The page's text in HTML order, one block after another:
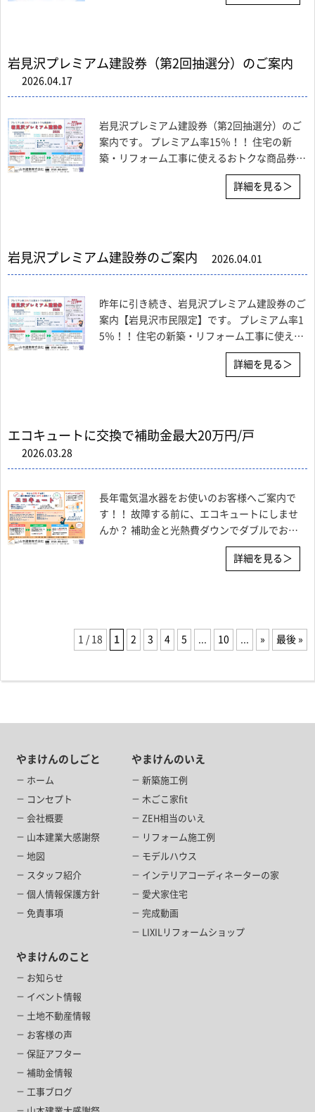
岩見沢プレミアム建設券（第2回抽選分）のご案内
2026.04.17
岩見沢プレミアム建設券（第2回抽選分）のご
案内です。 プレミアム率15％！！ 住宅の新
築・リフォーム工事に使えるおトクな商品券で
す！！（※岩見沢市民限定） 第1回抽選分は、
詳細を見る＞
岩見沢プレミアム建設券のご案内 2026.04.01
昨年に引き続き、岩見沢プレミアム建設券のご
案内【岩見沢市民限定】です。 プレミアム率1
5％！！ 住宅の新築・リフォーム工事に使える
詳細を見る＞
エコキュートに交換で補助金最大20万円/戸
2026.03.28
長年電気温水器をお使いのお客様へご案内で
す！！ 故障する前に、エコキュートにしませ
んか？ 補助金と光熱費ダウンでダブルでお得
詳細を見る＞
1 / 18 1 2 3 4 5 10 » 最後 »
やまけんのしごと
ホーム
コンセプト
会社概要
山本建業大感謝祭
地図
スタッフ紹介
個人情報保護方針
免責事項
やまけんのいえ
新築施工例
木ごこ家fit
ZEH相当のいえ
リフォーム施工例
モデルハウス
インテリアコーディネーターの家
愛犬家住宅
完成動画
LIXILリフォームショップ
やまけんのこと
お知らせ
イベント情報
土地不動産情報
お客様の声
保証アフター
補助金情報
工事ブログ